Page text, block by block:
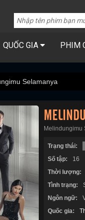
QUỐC GIA PHIM
Selamanya
Melindungimu
Trạng thái:
Số tập:
16
Thời lượng:
Tình trạng:
Ngôn ngữ:
Quốc gia: